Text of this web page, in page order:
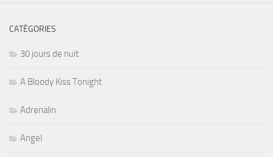
CATÉGORIES
30 jours de nuit
A Bloody Kiss Tonight
Adrenalin
Angel